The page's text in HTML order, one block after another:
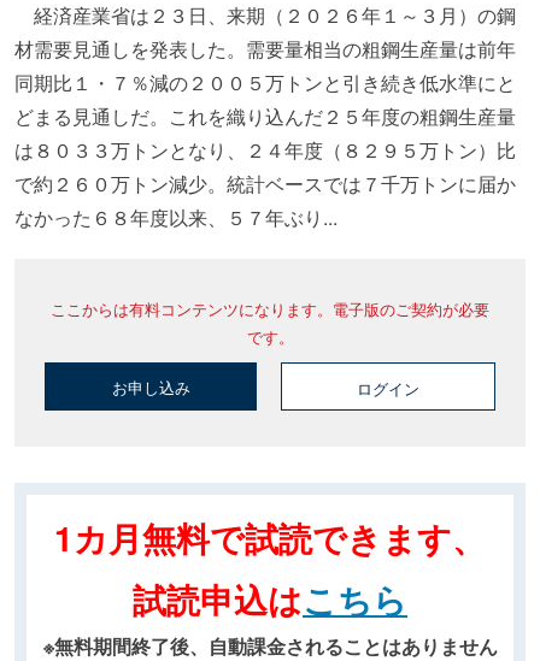
経済産業省は２３日、来期（２０２６年１～３月）の鋼
材需要見通しを発表した。需要量相当の粗鋼生産量は前年
同期比１・７％減の２００５万トンと引き続き低水準にと
どまる見通しだ。これを織り込んだ２５年度の粗鋼生産量
は８０３３万トンとなり、２４年度（８２９５万トン）比
で約２６０万トン減少。統計ベースでは７千万トンに届か
なかった６８年度以来、５７年ぶり...
ここからは有料コンテンツになります。電子版のご契約が必要
です。
お申し込み ログイン
1カ月無料で試読できます、
試読申込はこちら
※無料期間終了後、自動課金されることはありません